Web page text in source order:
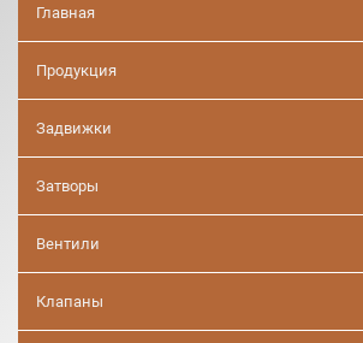
Главная
Продукция
Задвижки
Затворы
Вентили
Клапаны